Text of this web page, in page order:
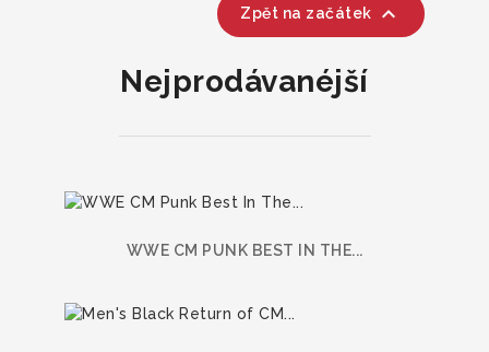
Zpět na začátek 
Nejprodávanéjší
WWE CM PUNK BEST IN THE...